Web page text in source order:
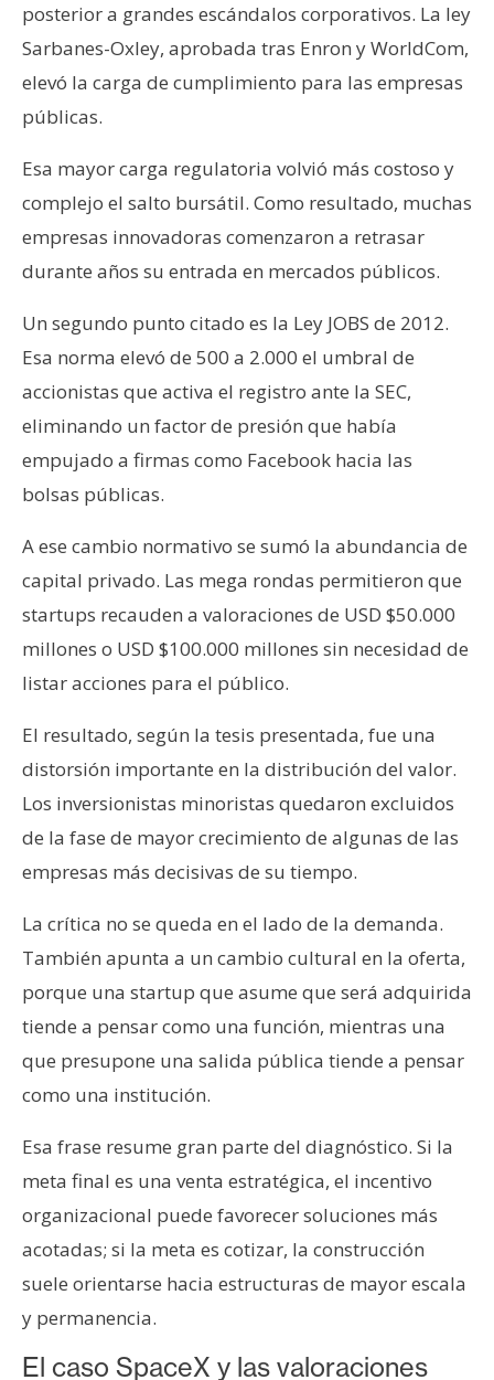
posterior a grandes escándalos corporativos. La ley
Sarbanes-Oxley, aprobada tras Enron y WorldCom,
elevó la carga de cumplimiento para las empresas
públicas.
Esa mayor carga regulatoria volvió más costoso y
complejo el salto bursátil. Como resultado, muchas
empresas innovadoras comenzaron a retrasar
durante años su entrada en mercados públicos.
Un segundo punto citado es la Ley JOBS de 2012.
Esa norma elevó de 500 a 2.000 el umbral de
accionistas que activa el registro ante la SEC,
eliminando un factor de presión que había
empujado a firmas como Facebook hacia las
bolsas públicas.
A ese cambio normativo se sumó la abundancia de
capital privado. Las mega rondas permitieron que
startups recauden a valoraciones de USD $50.000
millones o USD $100.000 millones sin necesidad de
listar acciones para el público.
El resultado, según la tesis presentada, fue una
distorsión importante en la distribución del valor.
Los inversionistas minoristas quedaron excluidos
de la fase de mayor crecimiento de algunas de las
empresas más decisivas de su tiempo.
La crítica no se queda en el lado de la demanda.
También apunta a un cambio cultural en la oferta,
porque una startup que asume que será adquirida
tiende a pensar como una función, mientras una
que presupone una salida pública tiende a pensar
como una institución.
Esa frase resume gran parte del diagnóstico. Si la
meta final es una venta estratégica, el incentivo
organizacional puede favorecer soluciones más
acotadas; si la meta es cotizar, la construcción
suele orientarse hacia estructuras de mayor escala
y permanencia.
El caso SpaceX y las valoraciones